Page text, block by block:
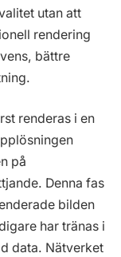
utan att
rendering
bättre
renderas i en
på
Denna fas
bilden
har tränas i
data. Nätverket